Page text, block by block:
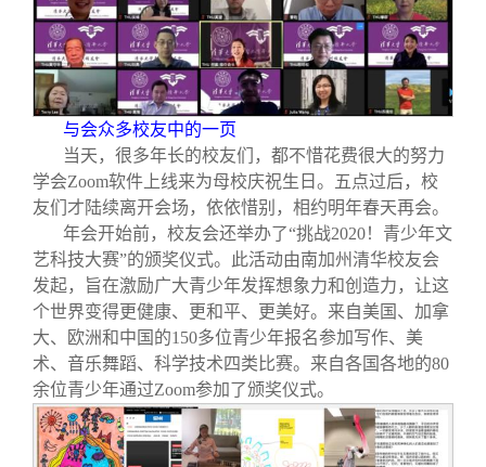
与会众多校友中的一页
当天，很多年长的校友们，都不惜花费很大的努力
学会Zoom软件上线来为母校庆祝生日。五点过后，校
友们才陆续离开会场，依依惜别，相约明年春天再会。
年会开始前，校友会还举办了“挑战2020！青少年文
艺科技大赛”的颁奖仪式。此活动由南加州清华校友会
发起，旨在激励广大青少年发挥想象力和创造力，让这
个世界变得更健康、更和平、更美好。来自美国、加拿
大、欧洲和中国的150多位青少年报名参加写作、美
术、音乐舞蹈、科学技术四类比赛。来自各国各地的80
余位青少年通过Zoom参加了颁奖仪式。